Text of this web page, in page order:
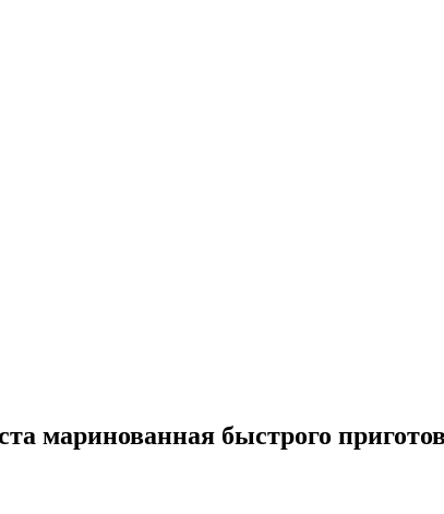
маринованная быстрого